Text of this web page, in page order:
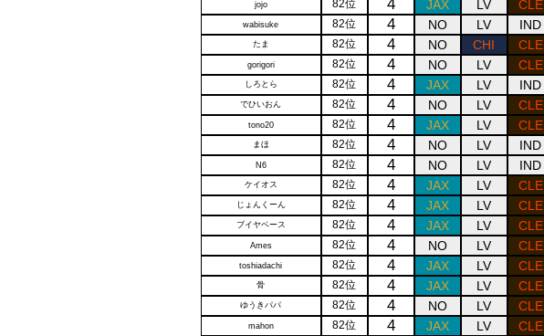
jojo 82位 4 JAX LV CLE
wabisuke 82位 4 NO LV IND
たま 82位 4 NO CHI CLE
gorigori 82位 4 NO LV CLE
しろとら 82位 4 JAX LV IND
でひいおん 82位 4 NO LV CLE
tono20 82位 4 JAX LV CLE
まほ 82位 4 NO LV IND
N6 82位 4 NO LV IND
ケイオス 82位 4 JAX LV CLE
じょんくーん 82位 4 JAX LV CLE
ブイヤベース 82位 4 JAX LV CLE
Ames 82位 4 NO LV CLE
toshiadachi 82位 4 JAX LV CLE
骨 82位 4 JAX LV CLE
ゆうきパパ 82位 4 NO LV CLE
mahon 82位 4 JAX LV CLE